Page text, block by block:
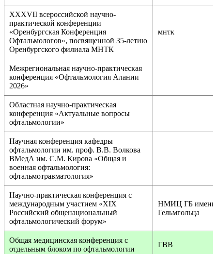
XXXVII всероссийской научно-
практической конференции
«Оренбургская Конференция
Офтальмологов», посвященной 35-летию
Оренбургского филиала МНТК
мнтк
Межрегиональная научно-практическая
конференция «Офтальмология Алании
2026»
Областная научно-практическая
конференция «Актуальные вопросы
офтальмологии»
Научная конференция кафедры
офтальмологии им. проф. В.В. Волкова
ВМедА им. С.М. Кирова «Общая и
военная офтальмология:
офтальмотравматология»
Научно-практическая конференция с
международным участием «XIX
Российский общенациональный
офтальмологический форум»
НМИЦ ГБ имени
Гельмгольца
Общая медицинская конференция с
отдельным блоком по офтальмологии
ГВВ